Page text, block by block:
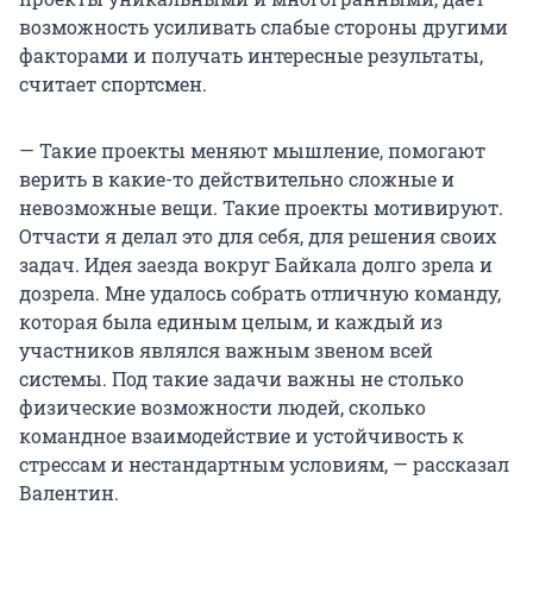
возможность усиливать слабые стороны другими
факторами и получать интересные результаты,
считает спортсмен.
— Такие проекты меняют мышление, помогают
верить в какие-то действительно сложные и
невозможные вещи. Такие проекты мотивируют.
Отчасти я делал это для себя, для решения своих
задач. Идея заезда вокруг Байкала долго зрела и
дозрела. Мне удалось собрать отличную команду,
которая была единым целым, и каждый из
участников являлся важным звеном всей
системы. Под такие задачи важны не столько
физические возможности людей, сколько
командное взаимодействие и устойчивость к
стрессам и нестандартным условиям, — рассказал
Валентин.